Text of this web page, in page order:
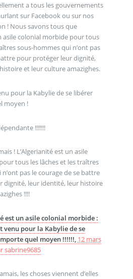
a tous les gouvernements
sur Facebook ou sur nos
! Nous savons tous que
asile colonial morbide pour tous
sous-hommes qui n’ont pas
pour protéger leur dignité,
et leur culture amazighes.
pour la Kabylie de se libérer
moyen !
!!!!!!!
! L’Algerianité est un asile
tous les lâches et les traîtres
pas le courage de se battre
dignité, leur identité, leur histoire
!!!!
est un asile colonial morbide :
venu pour la Kabylie de se
quel moyen !!!!!!, 12 mars
sabrine9685
les choses viennent d’elles